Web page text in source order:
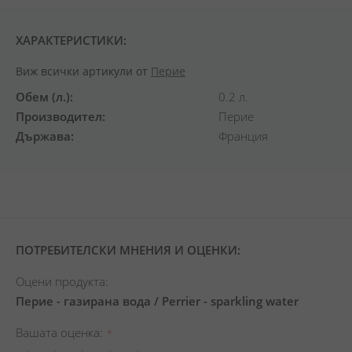
ХАРАКТЕРИСТИКИ:
Виж всички артикули от Перие
Обем (л.)
0.2 л.
Производител
Перие
Държава
Франция
ПОТРЕБИТЕЛСКИ МНЕНИЯ И ОЦЕНКИ:
Оцени продукта:
Перие - газирана вода / Perrier - sparkling water
Вашата оценка